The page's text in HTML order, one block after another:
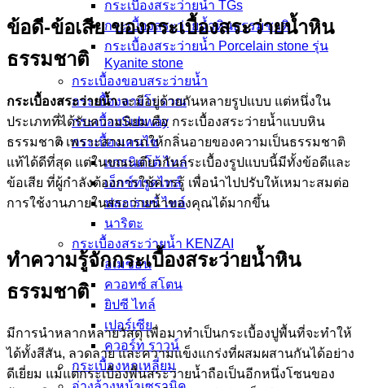
กระเบื้องสระว่ายน้ำ TGs
กระเบื้องสระว่ายน้ำหินธรรมชาติ
กระเบื้องสระว่ายนํ้า Porcelain stone รุ่น
Kyanite stone
กระเบื้องขอบสระว่ายน้ำ
กระเบื้องลายโบราณ
กระเบื้องSubway
กระเบื้องเคนไซ
แกรนิตโต้ ไทล์
เอ็กซ์ทรูดไทล์
ฟลอเรนซ์ ไทล์
นาริตะ
กระเบื้องสระว่ายน้ำ KENZAI
อเมซอน
ควอทซ์ สโตน
ยิปซี ไทล์
เปอร์เซีย
ควอร์ท ราวน์
กระเบื้องหกเหลี่ยม
ข้อดี-ข้อเสีย ของกระเบื้องสระว่ายน้ำหิน
ธรรมชาติ
กระเบื้องสระว่ายน้ำจะมีอยู่ด้วยกันหลายรูปแบบ แต่หนึ่งใน
ประเภทที่ได้รับความนิยม คือ กระเบื้องสระว่ายน้ำแบบหิน
ธรรมชาติ เพราะสามารถให้กลิ่นอายของความเป็นธรรมชาติ
แท้ได้ดีที่สุด แต่ในขณะเดียวกันกระเบื้องรูปแบบนี้มีทั้งข้อดีและ
ข้อเสีย ที่ผู้กำลังต้องการใช้ควรรู้ เพื่อนำไปปรับให้เหมาะสมต่อ
การใช้งานภายในสระว่ายน้ำของคุณได้มากขึ้น
ทำความรู้จักกระเบื้องสระว่ายน้ำหิน
ธรรมชาติ
มีการนำหลากหลายวัสดุ เพื่อมาทำเป็นกระเบื้องปูพื้นที่จะทำให้
ได้ทั้งสีสัน, ลวดลาย และความแข็งแกร่งที่ผสมผสานกันได้อย่าง
ดีเยี่ยม แม้แต่กระเบื้องพื้นสระว่ายน้ำถือเป็นอีกหนึ่งโซนของ